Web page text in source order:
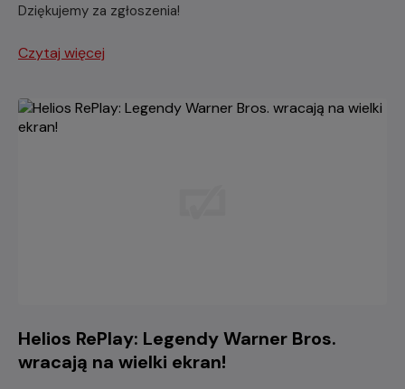
Dziękujemy za zgłoszenia!
Czytaj więcej
Helios RePlay: Legendy Warner Bros.
wracają na wielki ekran!